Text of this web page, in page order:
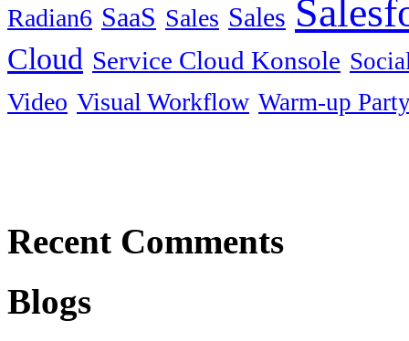
Radian6 SaaS Sales Sales
Cloud Service Cloud Konsole
Video Visual Workflow Warm-up
Recent Comments
Blogs